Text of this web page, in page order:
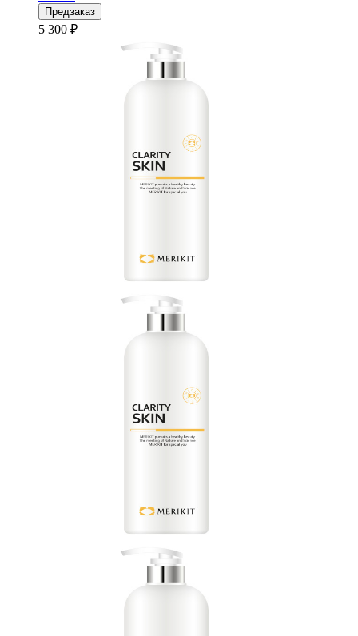
Предзаказ
5 300 ₽